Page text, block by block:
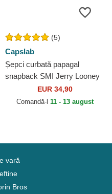
(5)
Capslab
Șepci curbată papagal
snapback SMI Jerry Looney
Tunes de Capslab
EUR 34,90
Comandă-l 11 - 13 august
vară
Bros